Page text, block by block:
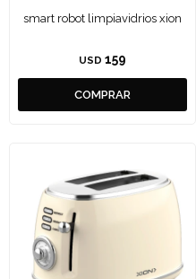
smart robot limpiavidrios xion
USD 159